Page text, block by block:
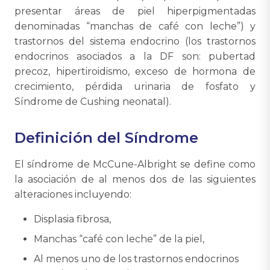
presentar áreas de piel hiperpigmentadas
denominadas “manchas de café con leche”) y
trastornos del sistema endocrino (los trastornos
endocrinos asociados a la DF son: pubertad
precoz, hipertiroidismo, exceso de hormona de
crecimiento, pérdida urinaria de fosfato y
Síndrome de Cushing neonatal).
Definición del Síndrome
El síndrome de McCune-Albright se define como
la asociación de al menos dos de las siguientes
alteraciones incluyendo:
Displasia fibrosa,
Manchas “café con leche” de la piel,
Al menos uno de los trastornos endocrinos